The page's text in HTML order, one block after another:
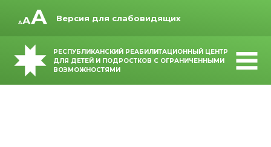
Версия для слабовидящих
РЕСПУБЛИКАНСКИЙ РЕАБИЛИТАЦИОННЫЙ ЦЕНТР
ДЛЯ ДЕТЕЙ И ПОДРОСТКОВ С ОГРАНИЧЕННЫМИ
ВОЗМОЖНОСТЯМИ